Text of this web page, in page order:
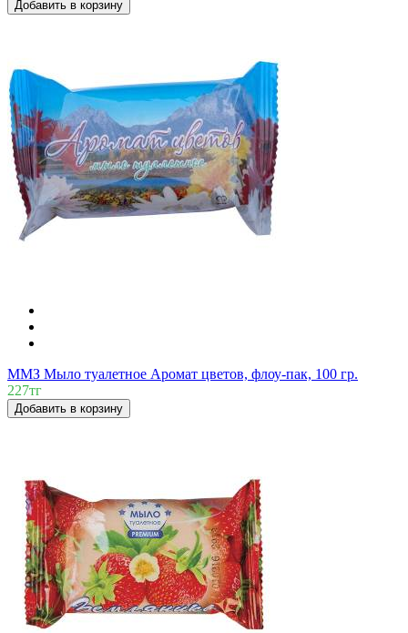
Добавить в корзину
ММЗ Мыло туалетное Аромат цветов, флоу-пак, 100 гр.
227тг
Добавить в корзину